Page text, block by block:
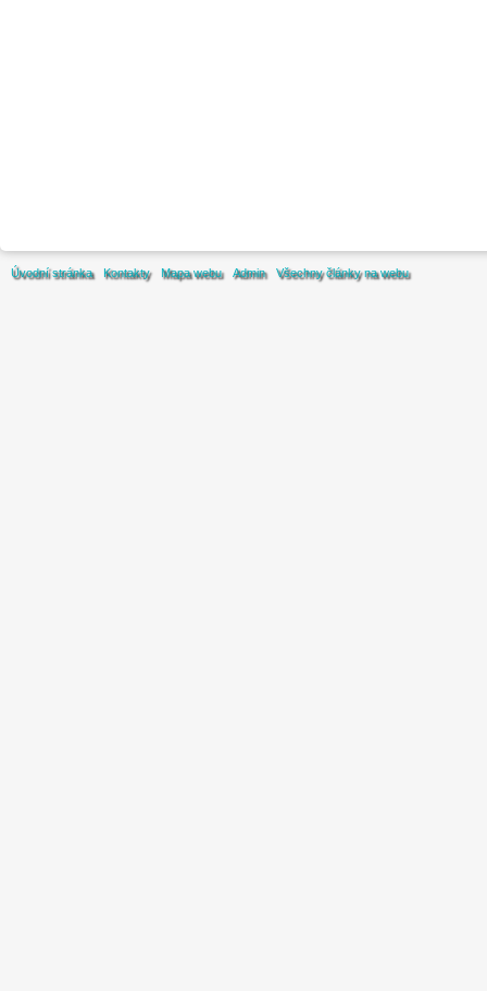
Úvodní stránka Kontakty Mapa webu Admin Všechny články na webu